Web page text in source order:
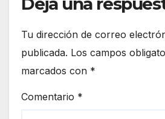
Tu dirección de correo
publicada. Los campos
marcados con *
Comentario *